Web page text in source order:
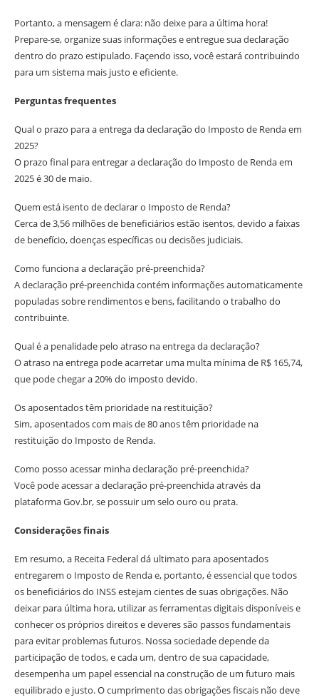
Portanto, a mensagem é clara: não deixe para a última hora!
Prepare-se, organize suas informações e entregue sua declaração
dentro do prazo estipulado. Façendo isso, você estará contribuindo
para um sistema mais justo e eficiente.
Perguntas frequentes
Qual o prazo para a entrega da declaração do Imposto de Renda em
2025?
O prazo final para entregar a declaração do Imposto de Renda em
2025 é 30 de maio.
Quem está isento de declarar o Imposto de Renda?
Cerca de 3,56 milhões de beneficiários estão isentos, devido a faixas
de benefício, doenças específicas ou decisões judiciais.
Como funciona a declaração pré-preenchida?
A declaração pré-preenchida contém informações automaticamente
populadas sobre rendimentos e bens, facilitando o trabalho do
contribuinte.
Qual é a penalidade pelo atraso na entrega da declaração?
O atraso na entrega pode acarretar uma multa mínima de R$ 165,74,
que pode chegar a 20% do imposto devido.
Os aposentados têm prioridade na restituição?
Sim, aposentados com mais de 80 anos têm prioridade na
restituição do Imposto de Renda.
Como posso acessar minha declaração pré-preenchida?
Você pode acessar a declaração pré-preenchida através da
plataforma Gov.br, se possuir um selo ouro ou prata.
Considerações finais
Em resumo, a Receita Federal dá ultimato para aposentados
entregarem o Imposto de Renda e, portanto, é essencial que todos
os beneficiários do INSS estejam cientes de suas obrigações. Não
deixar para última hora, utilizar as ferramentas digitais disponíveis e
conhecer os próprios direitos e deveres são passos fundamentais
para evitar problemas futuros. Nossa sociedade depende da
participação de todos, e cada um, dentro de sua capacidade,
desempenha um papel essencial na construção de um futuro mais
equilibrado e justo. O cumprimento das obrigações fiscais não deve